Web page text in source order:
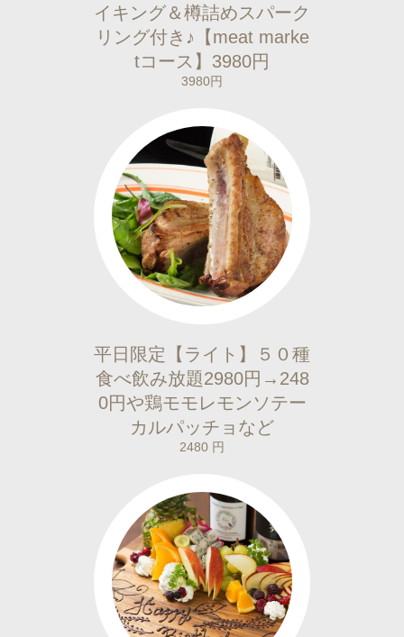
イキング＆樽詰めスパーク
リング付き♪【meat marke
tコース】3980円
3980円
平日限定【ライト】５０種
食べ飲み放題2980円→248
0円や鶏モモレモンソテー
カルパッチョなど
2480 円